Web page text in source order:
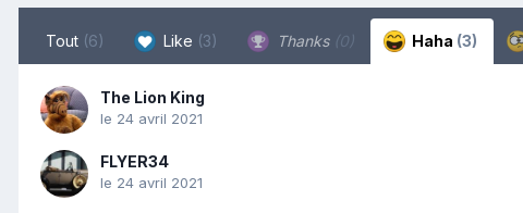
Tout (6) Like (3) Thanks (0) Haha (3)
The Lion King
le 24 avril 2021
FLYER34
le 24 avril 2021